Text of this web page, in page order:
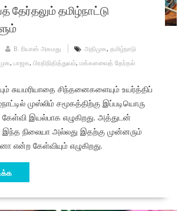
தமிழ்நாட்டு
B. ரியாஸ் அகமது அதிமுக, தமிழ்நாடு
, பாஜக, பிரதிநிதித்துவம், மக்களவைத் தேர்தல்
சுயமரியாதை சிந்தனைகளையும் உயர்த்திப்
முஸ்லிம் சமூகத்திற்கு இப்படியொரு
இயல்பாக எழுகிறது. அத்துடன்
நிலையா அல்லது இதற்கு முன்னரும்
என்ற கேள்வியும் எழுகிறது.